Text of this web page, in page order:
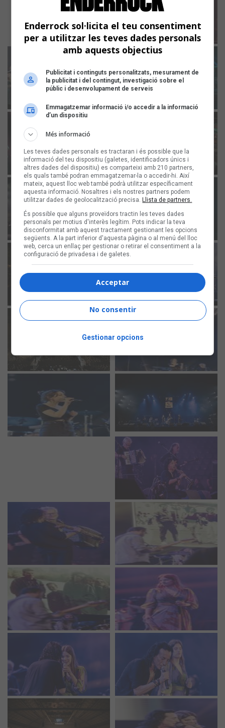
Enderrock sol·licita el teu consentiment
per a utilitzar les teves dades personals
amb aquests objectius
Publicitat i continguts personalitzats, mesurament de
la publicitat i del contingut, investigació sobre el
públic i desenvolupament de serveis
Emmagatzemar informació i/o accedir a la informació
d’un dispositiu
Més informació
Les teves dades personals es tractaran i és possible que la
informació del teu dispositiu (galetes, identificadors únics i
altres dades del dispositiu) es comparteixi amb 210 partners,
els quals també podran emmagatzemar-la o accedir-hi. Així
mateix, aquest lloc web també podrà utilitzar específicament
aquesta informació. Nosaltres i els nostres partners podem
utilitzar dades de geolocalització precisa. Llista de partners.
És possible que alguns proveïdors tractin les teves dades
personals per motius d'interès legítim. Pots indicar la teva
disconformitat amb aquest tractament gestionant les opcions
següents. A la part inferior d'aquesta pàgina o al menú del lloc
web, cerca un enllaç per gestionar o retirar el consentiment a la
configuració de privadesa i de galetes.
Acceptar
No consentir
Gestionar opcions